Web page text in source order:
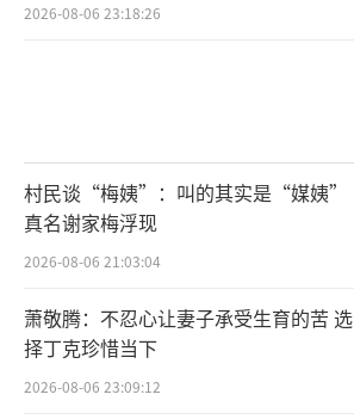
2026-08-06 23:18:26
村民谈“梅姨”：叫的其实是“媒姨”
真名谢家梅浮现
2026-08-06 21:03:04
萧敬腾：不忍心让妻子承受生育的苦 选
择丁克珍惜当下
2026-08-06 23:09:12